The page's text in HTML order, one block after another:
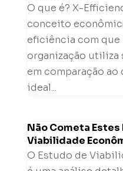
O que é? X-
conceito
eficiência com que
organização utiliza
em comparação
ideal...
Não Cometa Estes
Viabilidade
O Estudo de